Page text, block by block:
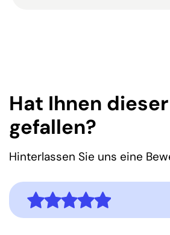
Hat Ihnen
gefallen?
Hinterlassen Sie uns eine
5,0
Bewertung